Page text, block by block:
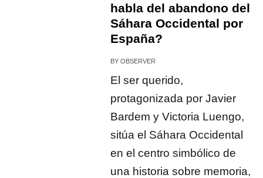
habla del abandono del
Sáhara Occidental por
España?
BYOBSERVER
El ser querido,
protagonizada por Javier
Bardem y Victoria Luengo,
sitúa el Sáhara Occidental
en el centro simbólico de
una historia sobre memoria,